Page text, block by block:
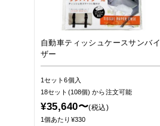
自動車ティッシュケースサンバイ
ザー
1セット6個入
18セット(108個)から注文可能
¥35,640〜(税込)
1個あたり¥330